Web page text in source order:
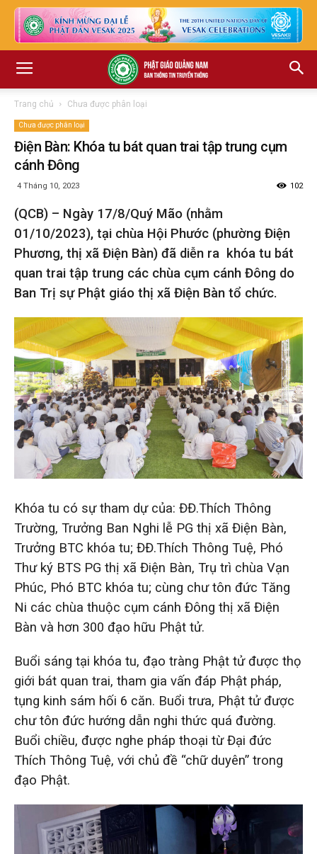
Trang chủ Chưa được phân loại
Chưa được phân loại
Điện Bàn: Khóa tu bát quan trai tập trung cụm
cánh Đông
4 Tháng 10, 2023 102
(QCB) – Ngày 17/8/Quý Mão (nhằm
01/10/2023), tại chùa Hội Phước (phường Điện
Phương, thị xã Điện Bàn) đã diễn ra khóa tu bát
quan trai tập trung các chùa cụm cánh Đông do
Ban Trị sự Phật giáo thị xã Điện Bàn tổ chức.
Khóa tu có sự tham dự của: ĐĐ.Thích Thông
Trường, Trưởng Ban Nghi lễ PG thị xã Điện Bàn,
Trưởng BTC khóa tu; ĐĐ.Thích Thông Tuệ, Phó
Thư ký BTS PG thị xã Điện Bàn, Trụ trì chùa Vạn
Phúc, Phó BTC khóa tu; cùng chư tôn đức Tăng
Ni các chùa thuộc cụm cánh Đông thị xã Điện
Bàn và hơn 300 đạo hữu Phật tử.
Buổi sáng tại khóa tu, đạo tràng Phật tử được thọ
giới bát quan trai, tham gia vấn đáp Phật pháp,
tụng kinh sám hối 6 căn. Buổi trưa, Phật tử được
chư tôn đức hướng dẫn nghi thức quá đường.
Buổi chiều, được nghe pháp thoại từ Đại đức
Thích Thông Tuệ, với chủ đề “chữ duyên” trong
đạo Phật.